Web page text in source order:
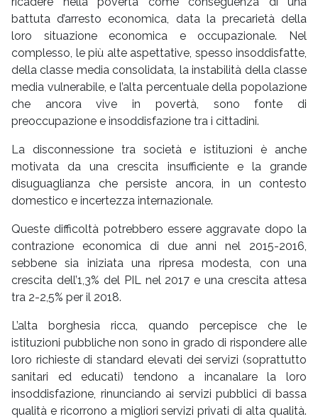
battuta d’arresto economica, data la precarietà della
loro situazione economica e occupazionale. Nel
complesso, le più alte aspettative, spesso insoddisfatte,
della classe media consolidata, la instabilità della classe
media vulnerabile, e l’alta percentuale della popolazione
che ancora vive in povertà, sono fonte di
preoccupazione e insoddisfazione tra i cittadini.
La disconnessione tra società e istituzioni è anche
motivata da una crescita insufficiente e la grande
disuguaglianza che persiste ancora, in un contesto
domestico e incertezza internazionale.
Queste difficoltà potrebbero essere aggravate dopo la
contrazione economica di due anni nel 2015-2016,
sebbene sia iniziata una ripresa modesta, con una
crescita dell’1,3% del PIL nel 2017 e una crescita attesa
tra 2-2,5% per il 2018.
L’alta borghesia ricca, quando percepisce che le
istituzioni pubbliche non sono in grado di rispondere alle
loro richieste di standard elevati dei servizi (soprattutto
sanitari ed educati) tendono a incanalare la loro
insoddisfazione, rinunciando ai servizi pubblici di bassa
qualità e ricorrono a migliori servizi privati di alta qualità.